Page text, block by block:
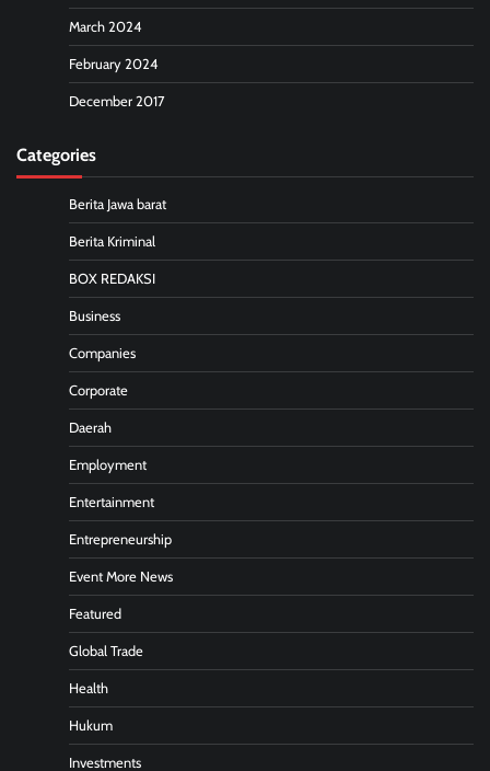
March 2024
February 2024
December 2017
Categories
Berita Jawa barat
Berita Kriminal
BOX REDAKSI
Business
Companies
Corporate
Daerah
Employment
Entertainment
Entrepreneurship
Event More News
Featured
Global Trade
Health
Hukum
Investments